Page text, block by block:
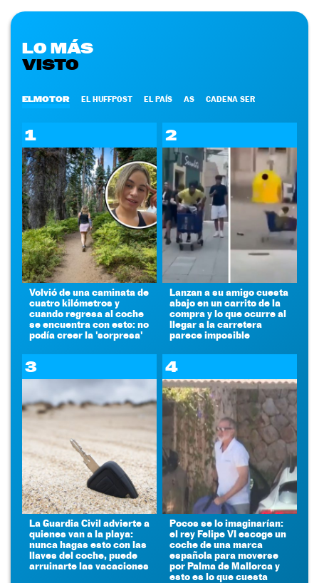
LO MÁS
VISTO
ELMOTOR EL HUFFPOST EL PAÍS AS CADENA SER
1
Volvió de una caminata de
cuatro kilómetros y
cuando regresa al coche
se encuentra con esto: no
podía creer la 'sorpresa'
2
Lanzan a su amigo cuesta
abajo en un carrito de la
compra y lo que ocurre al
llegar a la carretera
parece imposible
3
La Guardia Civil advierte a
quienes van a la playa:
nunca hagas esto con las
llaves del coche, puede
arruinarte las vacaciones
4
Pocos se lo imaginarían:
el rey Felipe VI escoge un
coche de una marca
española para moverse
por Palma de Mallorca y
esto es lo que cuesta